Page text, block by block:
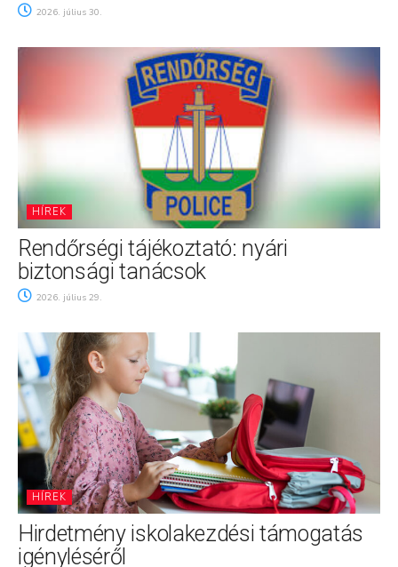
2026. július 30.
HÍREK
Rendőrségi tájékoztató: nyári
biztonsági tanácsok
2026. július 29.
HÍREK
Hirdetmény iskolakezdési támogatás
igényléséről